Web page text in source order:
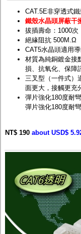
CAT.5E非穿透式
鐵殼水晶頭屏蔽干
拔插壽命：1000次
絕緣阻抗 500M.Ω
CAT5水晶頭適用
材質為純銅鍍金接
損、抗氧化、保障
三叉型（一件式）
面更大，接觸更充
彈片強化180度耐
彈片強化180度耐
NT$ 190 about USD$